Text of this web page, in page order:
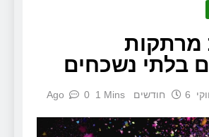
מרתקות
בלתי נשכחים
6 חודשים Ago 0 1 Mins